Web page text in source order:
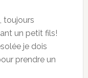
toujours
un petit fils!
je dois
prendre un